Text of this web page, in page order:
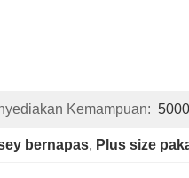
Kemampuan:
bernapas, Plus size